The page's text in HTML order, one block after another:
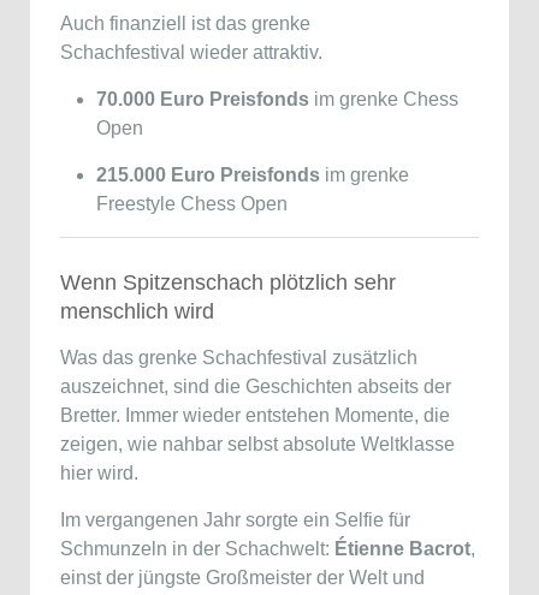
Auch finanziell ist das grenke
Schachfestival wieder attraktiv.
70.000 Euro Preisfonds im grenke Chess
Open
215.000 Euro Preisfonds im grenke
Freestyle Chess Open
Wenn Spitzenschach plötzlich sehr
menschlich wird
Was das grenke Schachfestival zusätzlich
auszeichnet, sind die Geschichten abseits der
Bretter. Immer wieder entstehen Momente, die
zeigen, wie nahbar selbst absolute Weltklasse
hier wird.
Im vergangenen Jahr sorgte ein Selfie für
Schmunzeln in der Schachwelt: Étienne Bacrot,
einst der jüngste Großmeister der Welt und